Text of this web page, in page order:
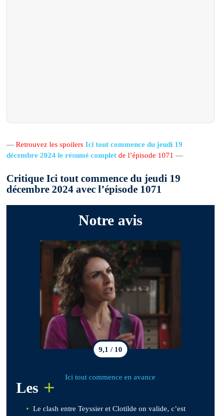
—Retrouvez les spoilersIci tout commence du jeudi 19
décembre 2024 le résumé complet de l’épisode 1071—
Critique Ici tout commence du jeudi 19
décembre 2024 avec l’épisode 1071
Notre avis
9,1 / 10
Ici tout commence en avance
Les +
Le clash entre Teyssier et Clotilde on valide, c’est